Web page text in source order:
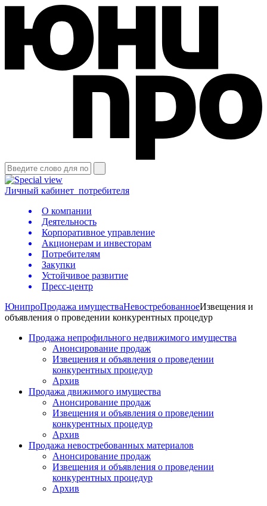
Личный кабинет потребителя
О компании
Деятельность
Корпоративное управление
Акционерам и инвесторам
Потребителям
Закупки
Устойчивое развитие
Пресс-центр
ЮнипроПродажа имуществаНевостребованноеИзвещения и
объявления о проведении конкурентных процедур
Продажа непрофильного недвижимого имущества
Анонсирование продаж
Извещения и объявления о проведении
конкурентных процедур
Архив
Продажа движимого имущества
Анонсирование продаж
Извещения и объявления о проведении
конкурентных процедур
Архив
Продажа невостребованных материалов
Анонсирование продаж
Извещения и объявления о проведении
конкурентных процедур
Архив